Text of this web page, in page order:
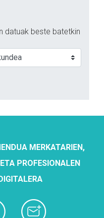
datuak beste batetkin
MERKATARIEN,
PROFESIONALEN